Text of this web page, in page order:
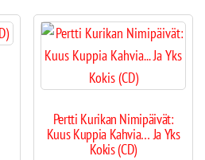
Pertti Kurikan Nimipäivät:
Kuus Kuppia Kahvia… Ja Yks
Kokis (CD)